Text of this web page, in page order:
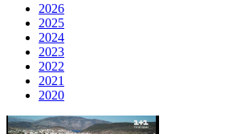
2026
2025
2024
2023
2022
2021
2020